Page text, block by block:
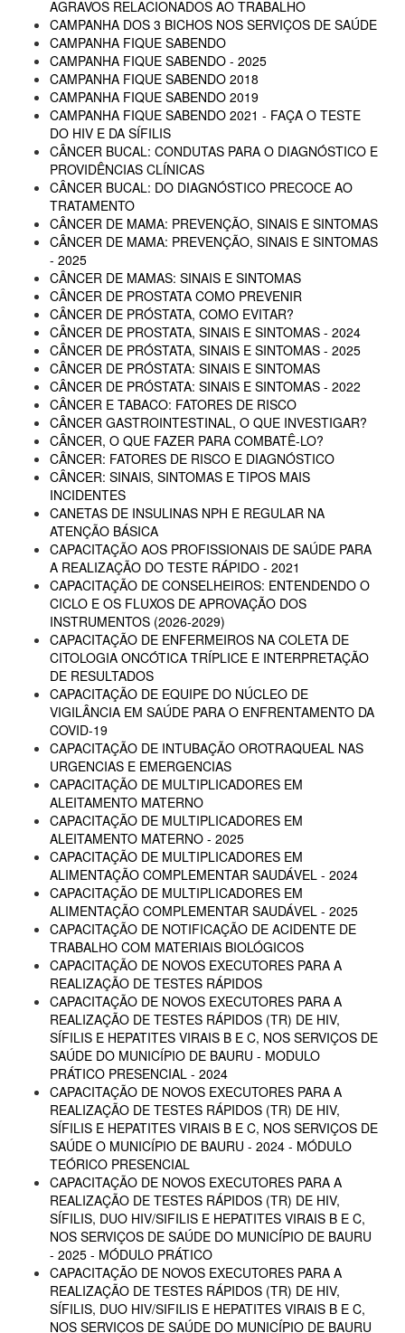
AGRAVOS RELACIONADOS AO TRABALHO
CAMPANHA DOS 3 BICHOS NOS SERVIÇOS DE SAÚDE
CAMPANHA FIQUE SABENDO
CAMPANHA FIQUE SABENDO - 2025
CAMPANHA FIQUE SABENDO 2018
CAMPANHA FIQUE SABENDO 2019
CAMPANHA FIQUE SABENDO 2021 - FAÇA O TESTE
DO HIV E DA SÍFILIS
CÂNCER BUCAL: CONDUTAS PARA O DIAGNÓSTICO E
PROVIDÊNCIAS CLÍNICAS
CÂNCER BUCAL: DO DIAGNÓSTICO PRECOCE AO
TRATAMENTO
CÂNCER DE MAMA: PREVENÇÃO, SINAIS E SINTOMAS
CÂNCER DE MAMA: PREVENÇÃO, SINAIS E SINTOMAS
- 2025
CÂNCER DE MAMAS: SINAIS E SINTOMAS
CÂNCER DE PROSTATA COMO PREVENIR
CÂNCER DE PRÓSTATA, COMO EVITAR?
CÂNCER DE PROSTATA, SINAIS E SINTOMAS - 2024
CÂNCER DE PRÓSTATA, SINAIS E SINTOMAS - 2025
CÂNCER DE PRÓSTATA: SINAIS E SINTOMAS
CÂNCER DE PRÓSTATA: SINAIS E SINTOMAS - 2022
CÂNCER E TABACO: FATORES DE RISCO
CÂNCER GASTROINTESTINAL, O QUE INVESTIGAR?
CÂNCER, O QUE FAZER PARA COMBATÊ-LO?
CÂNCER: FATORES DE RISCO E DIAGNÓSTICO
CÂNCER: SINAIS, SINTOMAS E TIPOS MAIS
INCIDENTES
CANETAS DE INSULINAS NPH E REGULAR NA
ATENÇÃO BÁSICA
CAPACITAÇÃO AOS PROFISSIONAIS DE SAÚDE PARA
A REALIZAÇÃO DO TESTE RÁPIDO - 2021
CAPACITAÇÃO DE CONSELHEIROS: ENTENDENDO O
CICLO E OS FLUXOS DE APROVAÇÃO DOS
INSTRUMENTOS (2026-2029)
CAPACITAÇÃO DE ENFERMEIROS NA COLETA DE
CITOLOGIA ONCÓTICA TRÍPLICE E INTERPRETAÇÃO
DE RESULTADOS
CAPACITAÇÃO DE EQUIPE DO NÚCLEO DE
VIGILÂNCIA EM SAÚDE PARA O ENFRENTAMENTO DA
COVID-19
CAPACITAÇÃO DE INTUBAÇÃO OROTRAQUEAL NAS
URGENCIAS E EMERGENCIAS
CAPACITAÇÃO DE MULTIPLICADORES EM
ALEITAMENTO MATERNO
CAPACITAÇÃO DE MULTIPLICADORES EM
ALEITAMENTO MATERNO - 2025
CAPACITAÇÃO DE MULTIPLICADORES EM
ALIMENTAÇÃO COMPLEMENTAR SAUDÁVEL - 2024
CAPACITAÇÃO DE MULTIPLICADORES EM
ALIMENTAÇÃO COMPLEMENTAR SAUDÁVEL - 2025
CAPACITAÇÃO DE NOTIFICAÇÃO DE ACIDENTE DE
TRABALHO COM MATERIAIS BIOLÓGICOS
CAPACITAÇÃO DE NOVOS EXECUTORES PARA A
REALIZAÇÃO DE TESTES RÁPIDOS
CAPACITAÇÃO DE NOVOS EXECUTORES PARA A
REALIZAÇÃO DE TESTES RÁPIDOS (TR) DE HIV,
SÍFILIS E HEPATITES VIRAIS B E C, NOS SERVIÇOS DE
SAÚDE DO MUNICÍPIO DE BAURU - MODULO
PRÁTICO PRESENCIAL - 2024
CAPACITAÇÃO DE NOVOS EXECUTORES PARA A
REALIZAÇÃO DE TESTES RÁPIDOS (TR) DE HIV,
SÍFILIS E HEPATITES VIRAIS B E C, NOS SERVIÇOS DE
SAÚDE O MUNICÍPIO DE BAURU - 2024 - MÓDULO
TEÓRICO PRESENCIAL
CAPACITAÇÃO DE NOVOS EXECUTORES PARA A
REALIZAÇÃO DE TESTES RÁPIDOS (TR) DE HIV,
SÍFILIS, DUO HIV/SIFILIS E HEPATITES VIRAIS B E C,
NOS SERVIÇOS DE SAÚDE DO MUNICÍPIO DE BAURU
- 2025 - MÓDULO PRÁTICO
CAPACITAÇÃO DE NOVOS EXECUTORES PARA A
REALIZAÇÃO DE TESTES RÁPIDOS (TR) DE HIV,
SÍFILIS, DUO HIV/SIFILIS E HEPATITES VIRAIS B E C,
NOS SERVIÇOS DE SAÚDE DO MUNICÍPIO DE BAURU